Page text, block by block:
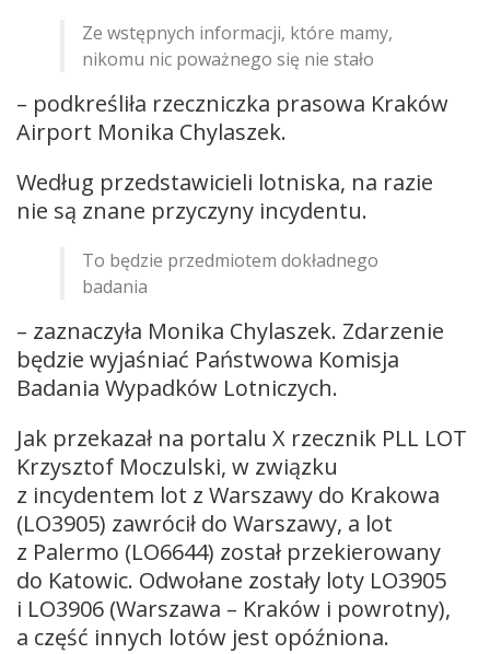
Ze wstępnych informacji, które mamy,
nikomu nic poważnego się nie stało
– podkreśliła rzeczniczka prasowa Kraków
Airport Monika Chylaszek.
Według przedstawicieli lotniska, na razie
nie są znane przyczyny incydentu.
To będzie przedmiotem dokładnego
badania
– zaznaczyła Monika Chylaszek. Zdarzenie
będzie wyjaśniać Państwowa Komisja
Badania Wypadków Lotniczych.
Jak przekazał na portalu X rzecznik PLL LOT
Krzysztof Moczulski, w związku
z incydentem lot z Warszawy do Krakowa
(LO3905) zawrócił do Warszawy, a lot
z Palermo (LO6644) został przekierowany
do Katowic. Odwołane zostały loty LO3905
i LO3906 (Warszawa – Kraków i powrotny),
a część innych lotów jest opóźniona.